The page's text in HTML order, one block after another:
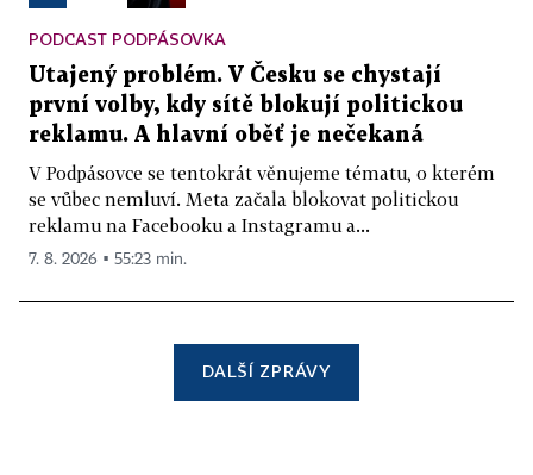
PODCAST PODPÁSOVKA
Utajený problém. V Česku se chystají
první volby, kdy sítě blokují politickou
reklamu. A hlavní oběť je nečekaná
V Podpásovce se tentokrát věnujeme tématu, o kterém
se vůbec nemluví. Meta začala blokovat politickou
reklamu na Facebooku a Instagramu a...
7. 8. 2026 ▪ 55:23 min.
DALŠÍ ZPRÁVY